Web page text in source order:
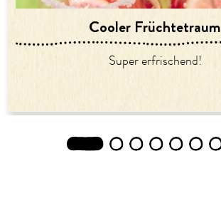
Cooler Früchtetraum
Super erfrischend!
2 3 4 5 6 7